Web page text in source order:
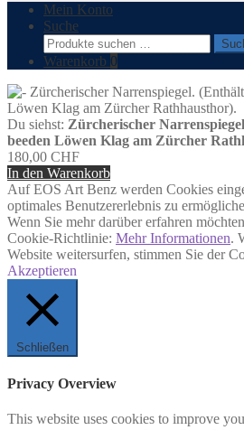
Mein Konto
Suche
Suchen
nach:
Warenkorb 0
Du siehst: Zürcherischer
beeden Löwen Klag am Zürcher
180,00 CHF
In den Warenkorb
Auf EOS Art Benz werden Cookies
optimales Benutzererlebnis zu
Wenn Sie mehr darüber erfahren
Cookie-Richtlinie: Mehr Informationen.
Website weitersurfen, stimmen Sie der
Akzeptieren
Schließen
Privacy Overview
This website uses cookies to improve